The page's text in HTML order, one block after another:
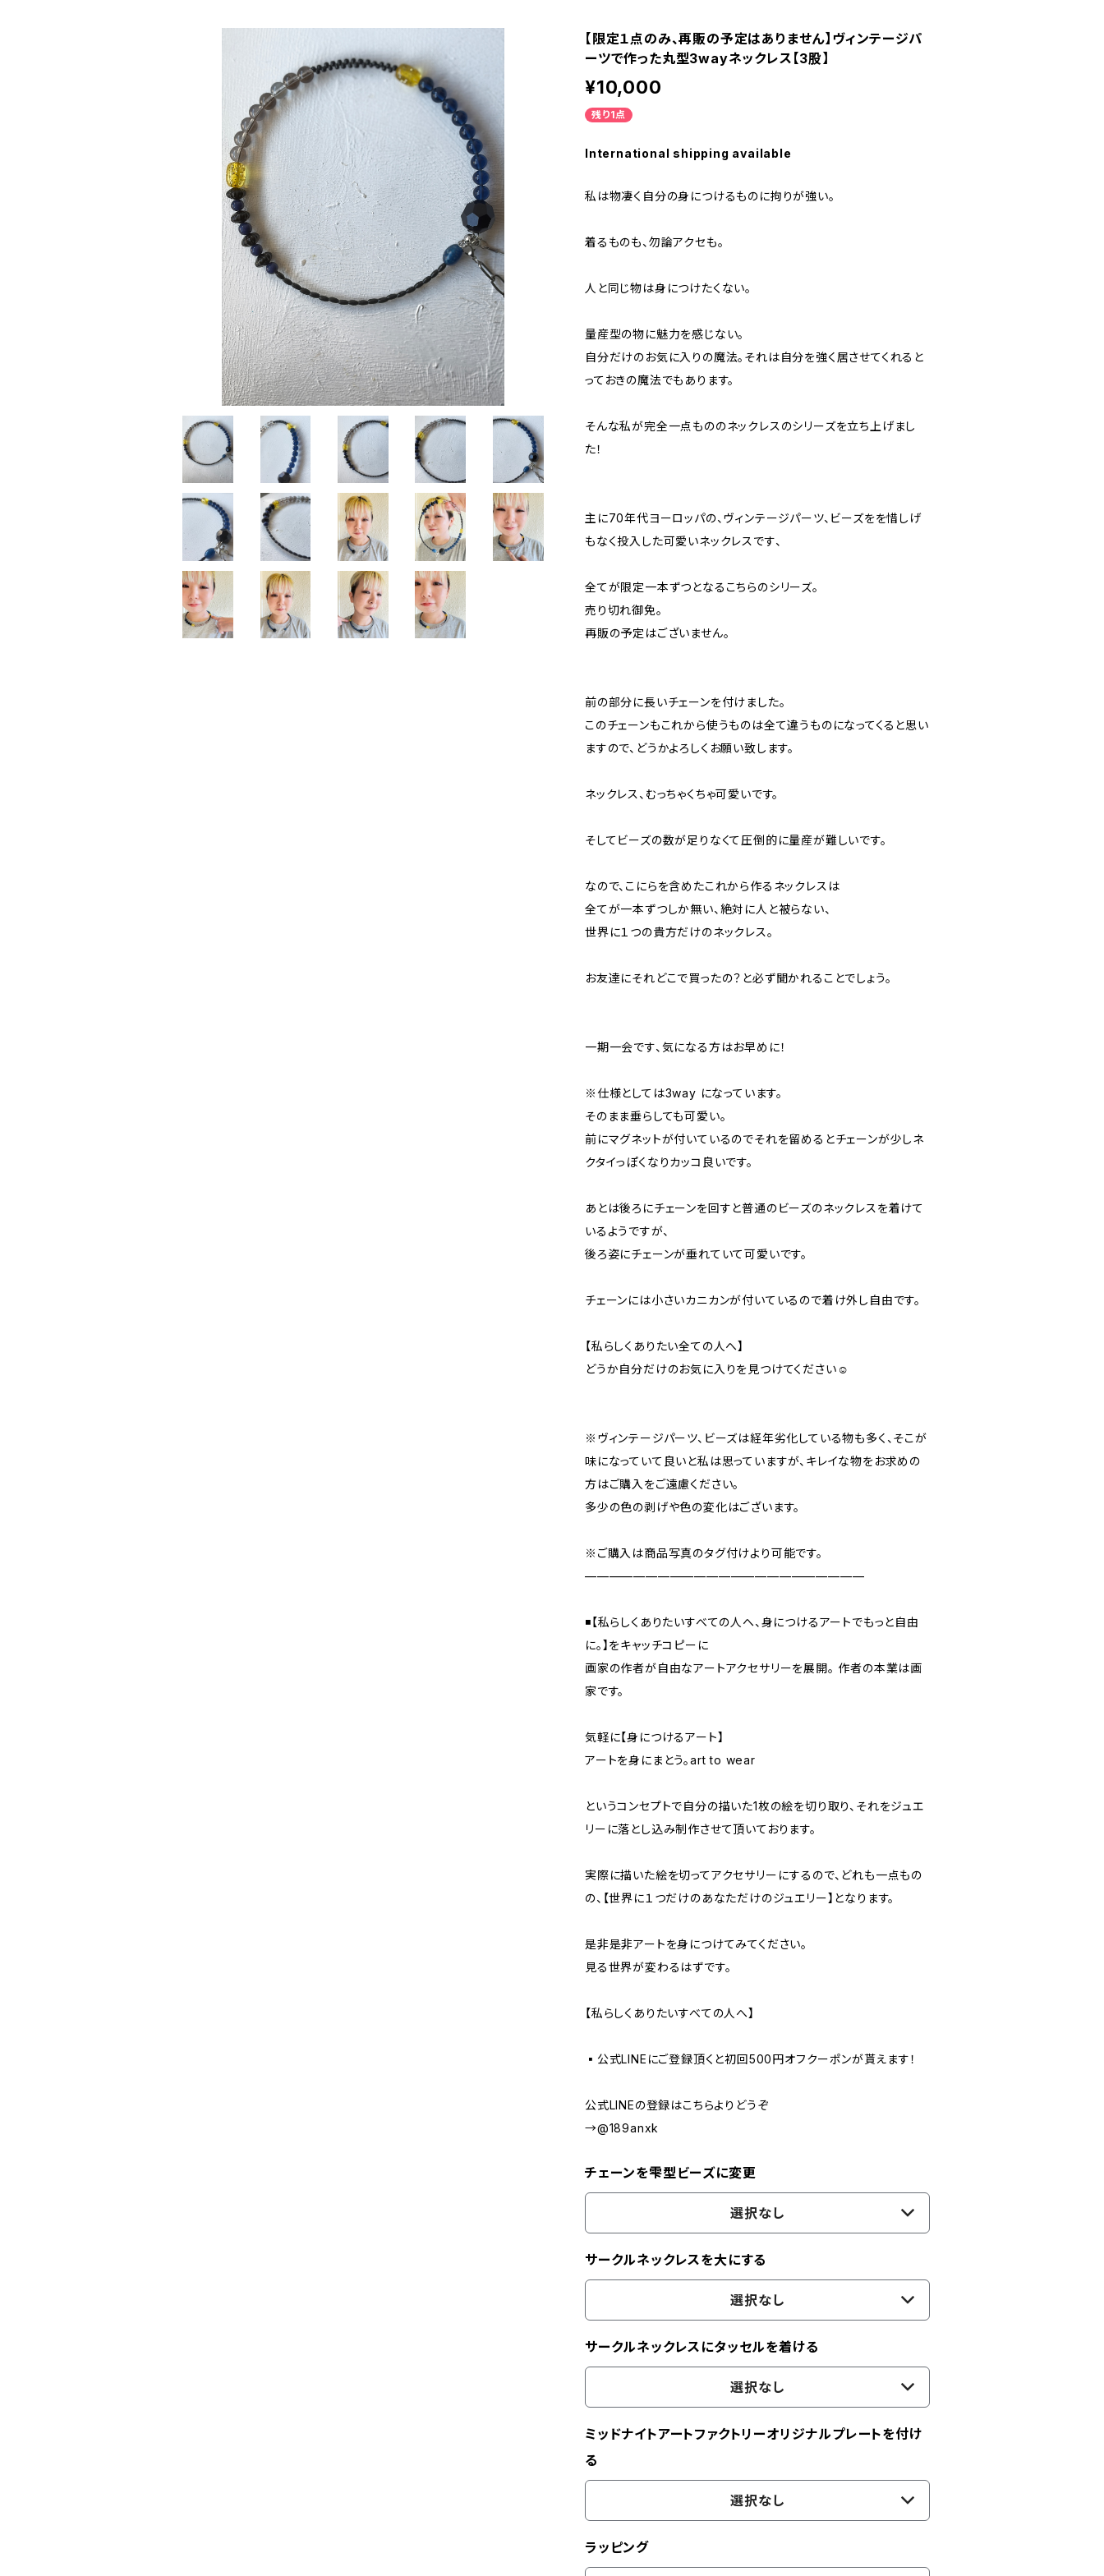
【限定１点のみ、再販の予定はありません】ヴィンテージパ
ーツで作った丸型3wayネックレス【3股】
¥10,000
残り1点
International shipping available
私は物凄く自分の身につけるものに拘りが強い。
着るものも、勿論アクセも。
人と同じ物は身につけたくない。
量産型の物に魅力を感じない。
自分だけのお気に入りの魔法。それは自分を強く居させてくれると
っておきの魔法でもあります。
そんな私が完全一点もののネックレスのシリーズを立ち上げまし
た！
主に70年代ヨーロッパの、ヴィンテージパーツ、ビーズをを惜しげ
もなく投入した可愛いネックレスです、
全てが限定一本ずつとなるこちらのシリーズ。
売り切れ御免。
再販の予定はございません。
前の部分に長いチェーンを付けました。
このチェーンもこれから使うものは全て違うものになってくると思い
ますので、どうかよろしくお願い致します。
ネックレス、むっちゃくちゃ可愛いです。
そしてビーズの数が足りなくて圧倒的に量産が難しいです。
なので、こにらを含めたこれから作るネックレスは
全てが一本ずつしか無い、絶対に人と被らない、
世界に１つの貴方だけのネックレス。
お友達にそれどこで買ったの？と必ず聞かれることでしょう。
一期一会です、気になる方はお早めに！
※仕様としては3way になっています。
そのまま垂らしても可愛い。
前にマグネットが付いているのでそれを留めるとチェーンが少しネ
クタイっぽくなりカッコ良いです。
あとは後ろにチェーンを回すと普通のビーズのネックレスを着けて
いるようですが、
後ろ姿にチェーンが垂れていて可愛いです。
チェーンには小さいカニカンが付いているので着け外し自由です。
【私らしくありたい全ての人へ】
どうか自分だけのお気に入りを見つけてください☺️
※ヴィンテージパーツ、ビーズは経年劣化している物も多く、そこが
味になっていて良いと私は思っていますが、キレイな物をお求めの
方はご購入をご遠慮ください。
多少の色の剥げや色の変化はございます。
※ご購入は商品写真のタグ付けより可能です。
———————————————————————
◾️【私らしくありたいすべての人へ、身につけるアートでもっと自由
に。】をキャッチコピーに
画家の作者が自由なアートアクセサリーを展開。 ︎作者の本業は画
家です。
気軽に【身につけるアート】
アートを身にまとう。art to wear
というコンセプトで自分の描いた1枚の絵を切り取り、それをジュエ
リーに落とし込み制作させて頂いております。
実際に描いた絵を切ってアクセサリーにするので、どれも一点もの
の、【世界に１つだけのあなただけのジュエリー】となります。
是非是非アートを身につけてみてください。
見る世界が変わるはずです。
【私らしくありたいすべての人へ】
▪️公式LINEにご登録頂くと初回500円オフクーポンが貰えます！
公式LINEの登録はこちらよりどうぞ
→@189anxk
チェーンを雫型ビーズに変更
選択なし
サークルネックレスを大にする
選択なし
サークルネックレスにタッセルを着ける
選択なし
ミッドナイトアートファクトリーオリジナルプレートを付け
る
選択なし
ラッピング